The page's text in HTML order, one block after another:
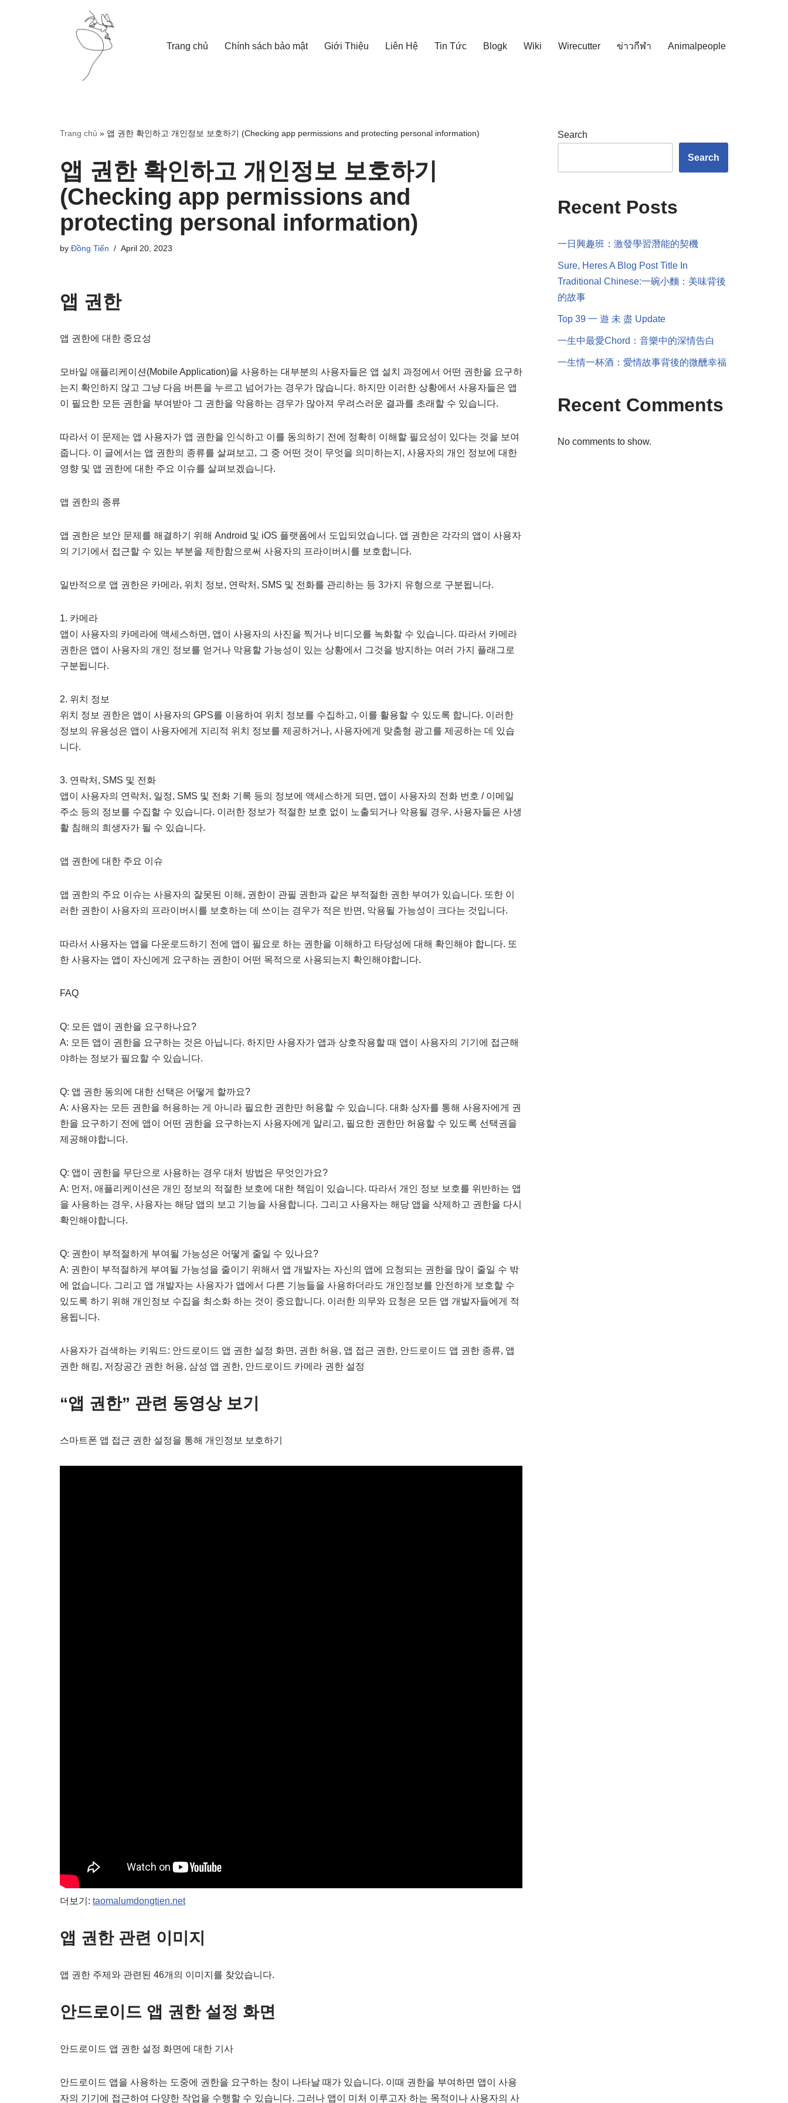
Trang chủ Chính sách bảo mật Giới Thiệu Liên Hệ Tin Tức Blogk Wiki Wirecutter ข่าวกีฬา Animalpeople
Trang chủ » 앱 권한 확인하고 개인정보 보호하기 (Checking app permissions and protecting personal information)
앱 권한 확인하고 개인정보 보호하기
(Checking app permissions and
protecting personal information)
by Đồng Tiến April 20, 2023
앱 권한
앱 권한에 대한 중요성
모바일 애플리케이션(Mobile Application)을 사용하는 대부분의 사용자들은 앱 설치 과정에서 어떤 권한을 요구하
는지 확인하지 않고 그냥 다음 버튼을 누르고 넘어가는 경우가 많습니다. 하지만 이러한 상황에서 사용자들은 앱
이 필요한 모든 권한을 부여받아 그 권한을 악용하는 경우가 많아져 우려스러운 결과를 초래할 수 있습니다.
따라서 이 문제는 앱 사용자가 앱 권한을 인식하고 이를 동의하기 전에 정확히 이해할 필요성이 있다는 것을 보여
줍니다. 이 글에서는 앱 권한의 종류를 살펴보고, 그 중 어떤 것이 무엇을 의미하는지, 사용자의 개인 정보에 대한
영향 및 앱 권한에 대한 주요 이슈를 살펴보겠습니다.
앱 권한의 종류
앱 권한은 보안 문제를 해결하기 위해 Android 및 iOS 플랫폼에서 도입되었습니다. 앱 권한은 각각의 앱이 사용자
의 기기에서 접근할 수 있는 부분을 제한함으로써 사용자의 프라이버시를 보호합니다.
일반적으로 앱 권한은 카메라, 위치 정보, 연락처, SMS 및 전화를 관리하는 등 3가지 유형으로 구분됩니다.
1. 카메라
앱이 사용자의 카메라에 액세스하면, 앱이 사용자의 사진을 찍거나 비디오를 녹화할 수 있습니다. 따라서 카메라
권한은 앱이 사용자의 개인 정보를 얻거나 악용할 가능성이 있는 상황에서 그것을 방지하는 여러 가지 플래그로
구분됩니다.
2. 위치 정보
위치 정보 권한은 앱이 사용자의 GPS를 이용하여 위치 정보를 수집하고, 이를 활용할 수 있도록 합니다. 이러한
정보의 유용성은 앱이 사용자에게 지리적 위치 정보를 제공하거나, 사용자에게 맞춤형 광고를 제공하는 데 있습
니다.
3. 연락처, SMS 및 전화
앱이 사용자의 연락처, 일정, SMS 및 전화 기록 등의 정보에 액세스하게 되면, 앱이 사용자의 전화 번호 / 이메일
주소 등의 정보를 수집할 수 있습니다. 이러한 정보가 적절한 보호 없이 노출되거나 악용될 경우, 사용자들은 사생
활 침해의 희생자가 될 수 있습니다.
앱 권한에 대한 주요 이슈
앱 권한의 주요 이슈는 사용자의 잘못된 이해, 권한이 관필 권한과 같은 부적절한 권한 부여가 있습니다. 또한 이
러한 권한이 사용자의 프라이버시를 보호하는 데 쓰이는 경우가 적은 반면, 악용될 가능성이 크다는 것입니다.
따라서 사용자는 앱을 다운로드하기 전에 앱이 필요로 하는 권한을 이해하고 타당성에 대해 확인해야 합니다. 또
한 사용자는 앱이 자신에게 요구하는 권한이 어떤 목적으로 사용되는지 확인해야합니다.
FAQ
Q: 모든 앱이 권한을 요구하나요?
A: 모든 앱이 권한을 요구하는 것은 아닙니다. 하지만 사용자가 앱과 상호작용할 때 앱이 사용자의 기기에 접근해
야하는 정보가 필요할 수 있습니다.
Q: 앱 권한 동의에 대한 선택은 어떻게 할까요?
A: 사용자는 모든 권한을 허용하는 게 아니라 필요한 권한만 허용할 수 있습니다. 대화 상자를 통해 사용자에게 권
한을 요구하기 전에 앱이 어떤 권한을 요구하는지 사용자에게 알리고, 필요한 권한만 허용할 수 있도록 선택권을
제공해야합니다.
Q: 앱이 권한을 무단으로 사용하는 경우 대처 방법은 무엇인가요?
A: 먼저, 애플리케이션은 개인 정보의 적절한 보호에 대한 책임이 있습니다. 따라서 개인 정보 보호를 위반하는 앱
을 사용하는 경우, 사용자는 해당 앱의 보고 기능을 사용합니다. 그리고 사용자는 해당 앱을 삭제하고 권한을 다시
확인해야합니다.
Q: 권한이 부적절하게 부여될 가능성은 어떻게 줄일 수 있나요?
A: 권한이 부적절하게 부여될 가능성을 줄이기 위해서 앱 개발자는 자신의 앱에 요청되는 권한을 많이 줄일 수 밖
에 없습니다. 그리고 앱 개발자는 사용자가 앱에서 다른 기능들을 사용하더라도 개인정보를 안전하게 보호할 수
있도록 하기 위해 개인정보 수집을 최소화 하는 것이 중요합니다. 이러한 의무와 요청은 모든 앱 개발자들에게 적
용됩니다.
사용자가 검색하는 키워드: 안드로이드 앱 권한 설정 화면, 권한 허용, 앱 접근 권한, 안드로이드 앱 권한 종류, 앱
권한 해킹, 저장공간 권한 허용, 삼성 앱 권한, 안드로이드 카메라 권한 설정
“앱 권한” 관련 동영상 보기
스마트폰 앱 접근 권한 설정을 통해 개인정보 보호하기
더보기: taomalumdongtien.net
앱 권한 관련 이미지
앱 권한 주제와 관련된 46개의 이미지를 찾았습니다.
안드로이드 앱 권한 설정 화면
안드로이드 앱 권한 설정 화면에 대한 기사
안드로이드 앱을 사용하는 도중에 권한을 요구하는 창이 나타날 때가 있습니다. 이때 권한을 부여하면 앱이 사용
자의 기기에 접근하여 다양한 작업을 수행할 수 있습니다. 그러나 앱이 미처 이루고자 하는 목적이나 사용자의 사
Search
Search
Recent Posts
一日興趣班：激發學習潛能的契機
Sure, Heres A Blog Post Title In
Traditional Chinese:一碗小麵：美味背後
的故事
Top 39 一 遊 未 盡 Update
一生中最愛Chord：音樂中的深情告白
一生情一杯酒：愛情故事背後的微醺幸福
Recent Comments
No comments to show.